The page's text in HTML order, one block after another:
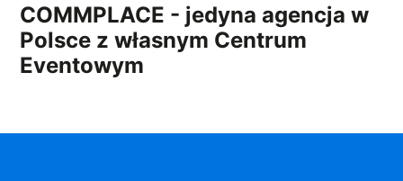
COMMPLACE - jedyna agencja w
Polsce z własnym Centrum
Eventowym